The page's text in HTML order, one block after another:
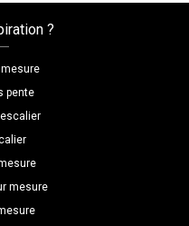
?
pente
mesure